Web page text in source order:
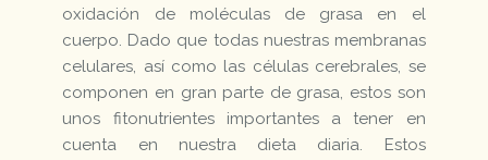
oxidación de moléculas de grasa en el
cuerpo. Dado que todas nuestras membranas
celulares, así como las células cerebrales, se
componen en gran parte de grasa, estos son
unos fitonutrientes importantes a tener en
cuenta en nuestra dieta diaria. Estos